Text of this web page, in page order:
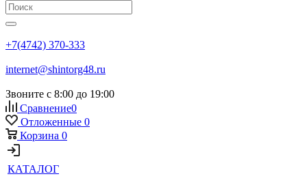
+7(4742) 370-333
internet@shintorg48.ru
Звоните с 8:00 до 19:00
Сравнение0
Отложенные 0
Корзина 0
КАТАЛОГ